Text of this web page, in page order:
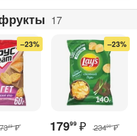
17
–23%
7349 ₽
–23%
17999 ₽ 23400 ₽